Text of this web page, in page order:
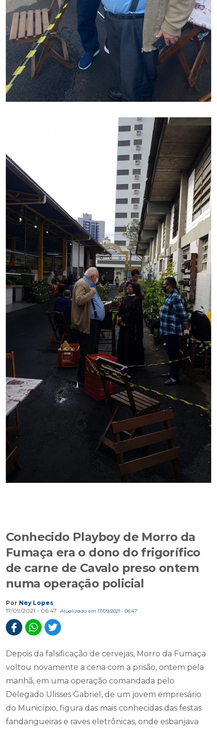
Conhecido Playboy de Morro da
Fumaça era o dono do frigorífico
de carne de Cavalo preso ontem
numa operação policial
Por Ney Lopes
17/09/2021 - 06:47
Atualizado em 17/09/2021 - 06:47
Depois da falsificação de cervejas, Morro da Fumaça
voltou novamente a cena com a prisão, ontem pela
manhã, em uma operação comandada pelo
Delegado Ulisses Gabriel, de um jovem empresário
do Município, figura das mais conhecidas das festas
fandangueiras e raves eletrônicas, onde esbanjava